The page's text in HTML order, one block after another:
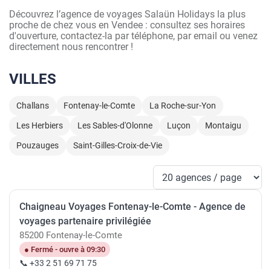
Découvrez l’agence de voyages Salaün Holidays la plus
proche de chez vous en Vendee : consultez ses horaires
d'ouverture, contactez-la par téléphone, par email ou venez
directement nous rencontrer !
VILLES
Challans Fontenay-le-Comte
La Roche-sur-Yon
Les Herbiers
Les Sables-d'Olonne Luçon
Montaigu
Pouzauges
Saint-Gilles-Croix-de-Vie
Chaigneau Voyages Fontenay-le-Comte - Agence de
voyages partenaire privilégiée
85200 Fontenay-le-Comte
● Fermé - ouvre à 09:30
📞 +33 2 51 69 71 75